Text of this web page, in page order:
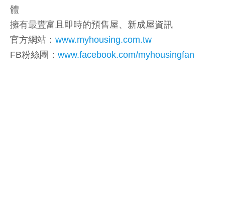
體
擁有最豐富且即時的預售屋、新成屋資訊
官方網站： www.myhousing.com.tw
FB粉絲團： www.facebook.com/myhousingfan